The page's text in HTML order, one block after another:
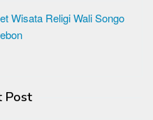
Wisata Religi Wali Songo
Post